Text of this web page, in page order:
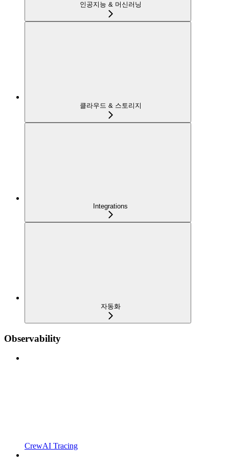
인공지능 & 머신러닝
클라우드 & 스토리지
Integrations
자동화
Observability
CrewAI Tracing